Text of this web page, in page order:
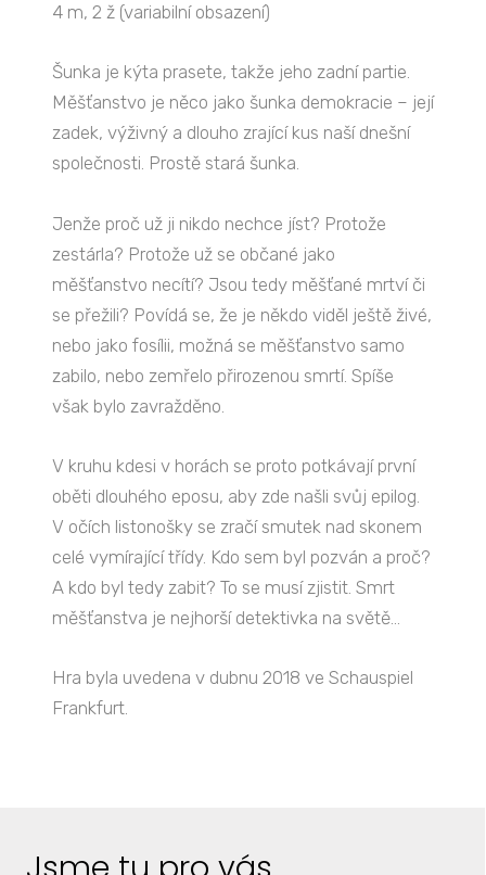
4 m, 2 ž (variabilní obsazení)
Šunka je kýta prasete, takže jeho zadní partie.
Měšťanstvo je něco jako šunka demokracie – její
zadek, výživný a dlouho zrající kus naší dnešní
společnosti. Prostě stará šunka.
Jenže proč už ji nikdo nechce jíst? Protože
zestárla? Protože už se občané jako
měšťanstvo necítí? Jsou tedy měšťané mrtví či
se přežili? Povídá se, že je někdo viděl ještě živé,
nebo jako fosílii, možná se měšťanstvo samo
zabilo, nebo zemřelo přirozenou smrtí. Spíše
však bylo zavražděno.
V kruhu kdesi v horách se proto potkávají první
oběti dlouhého eposu, aby zde našli svůj epilog.
V očích listonošky se zračí smutek nad skonem
celé vymírající třídy. Kdo sem byl pozván a proč?
A kdo byl tedy zabit? To se musí zjistit. Smrt
měšťanstva je nejhorší detektivka na světě…
Hra byla uvedena v dubnu 2018 ve Schauspiel
Frankfurt.